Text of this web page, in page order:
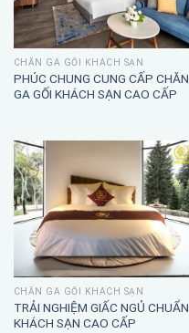
CHĂN GA GỐI KHÁCH SẠN
PHÚC CHUNG CUNG CẤP CHĂN
GA GỐI KHÁCH SẠN CAO CẤP
CHĂN GA GỐI KHÁCH SẠN
TRẢI NGHIỆM GIẤC NGỦ CHUẨN
KHÁCH SẠN CAO CẤP